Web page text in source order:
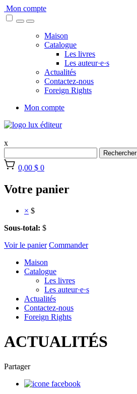
Skip
to
Mon compte
Maison
Catalogue
Les livres
Les auteur·e·s
Actualités
Contactez-nous
Foreign Rights
Mon compte
x
Rechercher
0,00 $ 0
Votre panier
× $
Sous-total: $
Voir le panier Commander
Maison
Catalogue
Les livres
Les auteur·e·s
Actualités
Contactez-nous
Foreign Rights
ACTUALITÉS
Partager